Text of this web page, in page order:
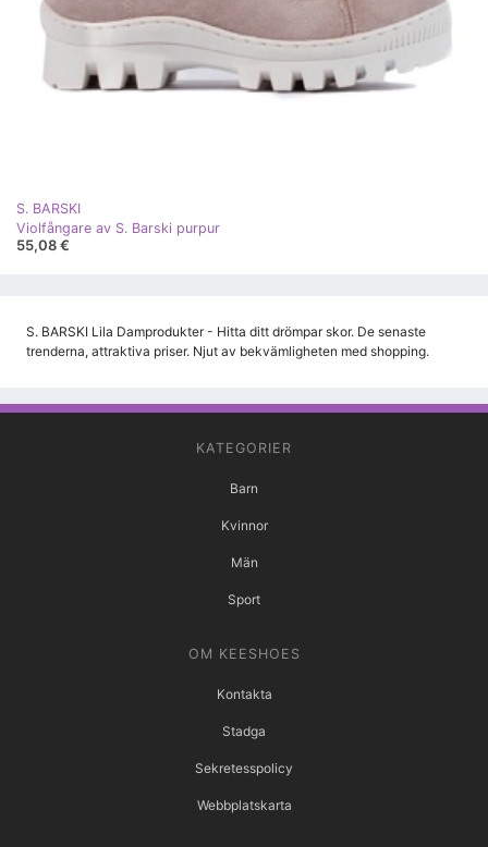
S. BARSKI
Violfångare av S. Barski purpur
55,08 €
S. BARSKI Lila Damprodukter - Hitta ditt drömpar skor. De senaste
trenderna, attraktiva priser. Njut av bekvämligheten med shopping.
KATEGORIER
Barn
Kvinnor
Män
Sport
OM KEESHOES
Kontakta
Stadga
Sekretesspolicy
Webbplatskarta